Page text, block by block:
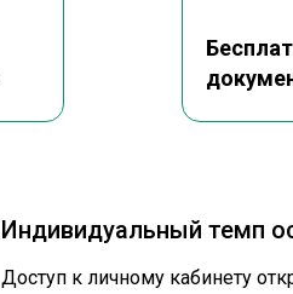
Индивидуальный темп
Доступ к личному кабинету